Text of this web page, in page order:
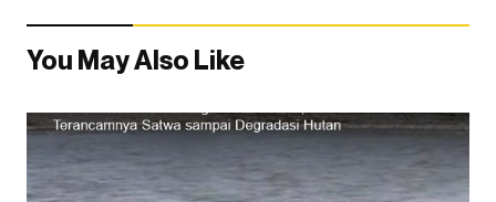
You May Also Like